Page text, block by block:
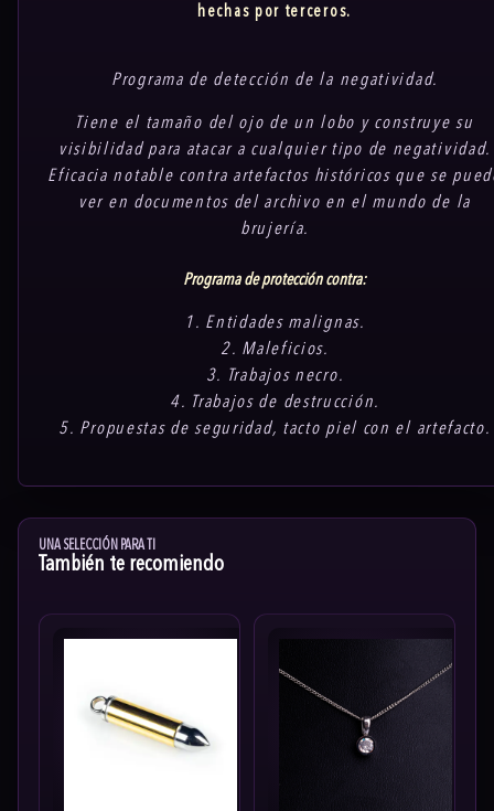
hechas por terceros.
Programa de detección de la negatividad.
Tiene el tamaño del ojo de un lobo y construye su
visibilidad para atacar a cualquier tipo de negatividad.
Eficacia notable contra artefactos históricos que se
ver en documentos del archivo en el mundo de la
brujería.
Programa de protección contra:
1. Entidades malignas.
2. Maleficios.
3. Trabajos necro.
4. Trabajos de destrucción.
5. Propuestas de seguridad, tacto piel con el artefacto.
UNA SELECCIÓN PARA TI
También te recomiendo